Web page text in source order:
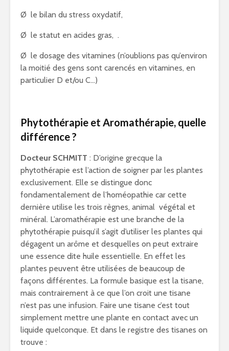
Ø le bilan du stress oxydatif,
Ø le statut en acides gras, .
Ø le dosage des vitamines (n’oublions pas qu’environ
la moitié des gens sont carencés en vitamines, en
particulier D et/ou C…)
Phytothérapie et Aromathérapie, quelle
différence ?
Docteur SCHMITT : D’origine grecque la
phytothérapie est l’action de soigner par les plantes
exclusivement. Elle se distingue donc
fondamentalement de l’homéopathie car cette
dernière utilise les trois règnes, animal végétal et
minéral. L’aromathérapie est une branche de la
phytothérapie puisqu’il s’agit d’utiliser les plantes qui
dégagent un arôme et desquelles on peut extraire
une essence dite huile essentielle. En effet les
plantes peuvent être utilisées de beaucoup de
façons différentes. La formule basique est la tisane,
mais contrairement à ce que l’on croit une tisane
n’est pas une infusion. Faire une tisane c’est tout
simplement mettre une plante en contact avec un
liquide quelconque. Et dans le registre des tisanes on
trouve :